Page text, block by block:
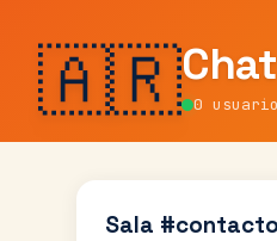
🇦🇷Chat
0
Sala